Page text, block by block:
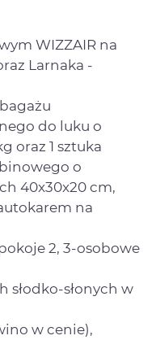
WIZZAIR na
Larnaka -
do luku o
oraz 1 sztuka
o
40x30x20 cm,
na
2, 3-osobowe
słodko-słonych w
w cenie),